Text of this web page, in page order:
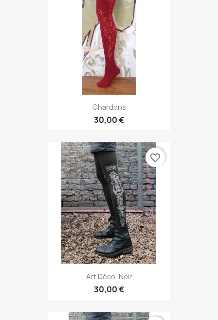
Chardons
30,00 €
Art Déco, Noir
30,00 €
favorite_border